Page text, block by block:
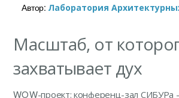
Автор: Лаборатория
Масштаб, от
захватывает дух
WOW-проект: конференц-зал СИБУРа